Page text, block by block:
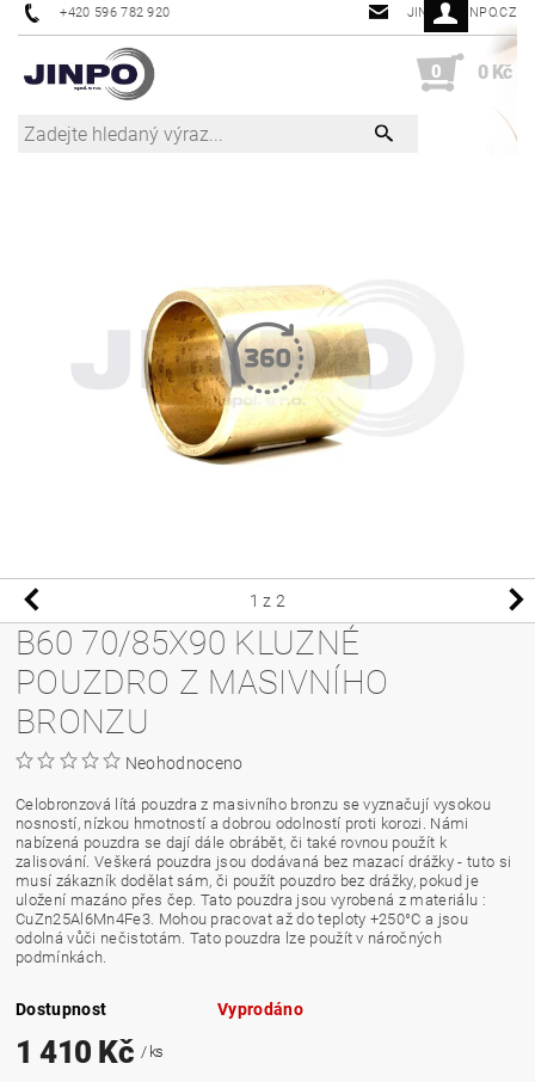
+420 596 782 920 JINPO@JINPO.CZ
0 0 Kč
1 z 2
B60 70/85X90 KLUZNÉ
POUZDRO Z MASIVNÍHO
BRONZU
Neohodnoceno
Celobronzová lítá pouzdra z masivního bronzu se vyznačují vysokou
nosností, nízkou hmotností a dobrou odolností proti korozi. Námi
nabízená pouzdra se dají dále obrábět, či také rovnou použít k
zalisování. Veškerá pouzdra jsou dodávaná bez mazací drážky - tuto si
musí zákazník dodělat sám, či použít pouzdro bez drážky, pokud je
uložení mazáno přes čep. Tato pouzdra jsou vyrobená z materiálu :
CuZn25Al6Mn4Fe3. Mohou pracovat až do teploty +250°C a jsou
odolná vůči nečistotám. Tato pouzdra lze použít v náročných
podmínkách.
Dostupnost Vyprodáno
1 410 Kč / ks